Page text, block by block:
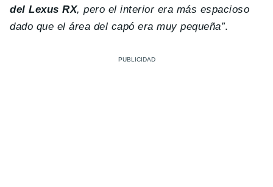
del Lexus RX, pero el interior era más espacioso
dado que el área del capó era muy pequeña”.